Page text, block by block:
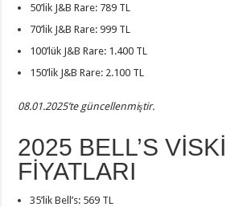
50’lik J&B Rare: 789 TL
70’lik J&B Rare: 999 TL
100’lük J&B Rare: 1.400 TL
150’lik J&B Rare: 2.100 TL
08.01.2025’te güncellenmiştir.
2025 BELL’S VİSKİ
FİYATLARI
35’lik Bell’s: 569 TL